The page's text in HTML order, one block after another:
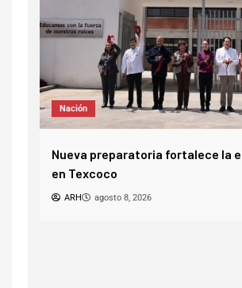
preparatoria fortalece la educación
agosto 8, 2026